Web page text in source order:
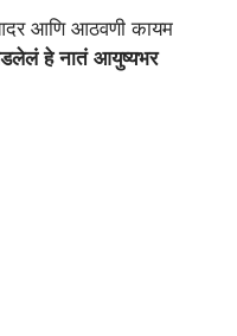
आणि आठवणी कायम
हे नातं आयुष्यभर